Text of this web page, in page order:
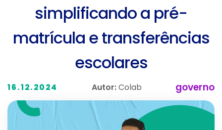
simplificando a pré-
matrícula e transferências
escolares
16.12.2024 Autor:Colab governo